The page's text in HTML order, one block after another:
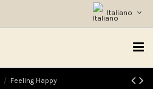
Italiano
Feeling Happy